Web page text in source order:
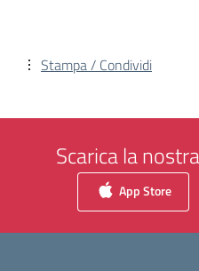
Stampa / Condividi
Scarica la
App Store